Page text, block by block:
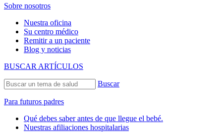
Sobre nosotros
Nuestra oficina
Su centro médico
Remitir a un paciente
Blog y noticias
BUSCAR ARTÍCULOS
Buscar
Para futuros padres
Qué debes saber antes de que llegue el bebé.
Nuestras afiliaciones hospitalarias